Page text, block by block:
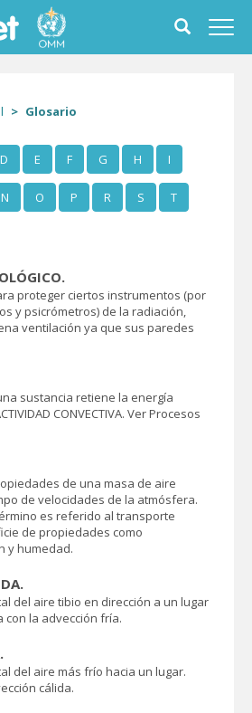
Toggle
search
form
Glosario
D E F G H I
N O P R S T
proteger ciertos instrumentos (por
y psicrómetros) de la radiación,
ventilación ya que sus paredes
sustancia retiene la energía
CONVECTIVA. Ver Procesos
de una masa de aire
de velocidades de la atmósfera.
es referido al transporte
de propiedades como
y humedad.
del aire tibio en dirección a un lugar
con la advección fría.
del aire más frío hacia un lugar.
cálida.